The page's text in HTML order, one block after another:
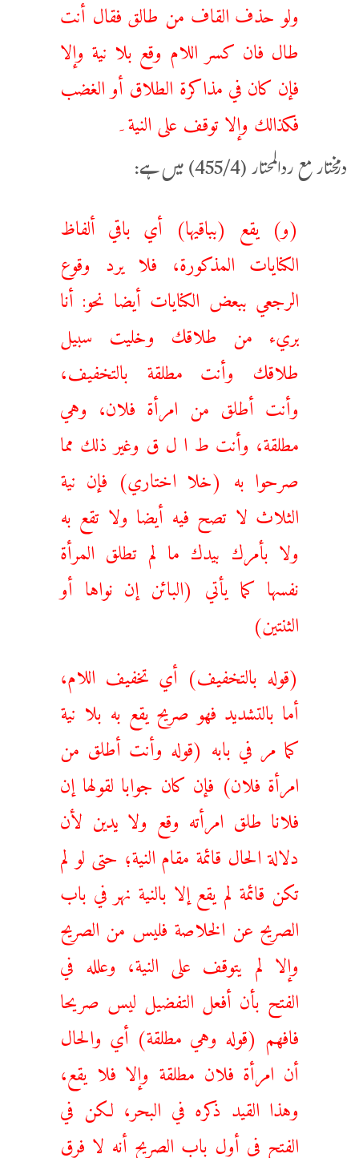
ولو حذف القاف من طالق فقال أنت
طال فان كسر اللام وقع بلا نية وإلا
فإن كان في مذاكرة الطلاق أو الغضب
فكذالك وإلا توقف على النية۔
درمختار مع ردالمحتار (455/4) میں ہے:
(و) يقع (بباقيها) أي باقي ألفاظ
الكنايات المذكورة، فلا يرد وقوع
الرجعي ببعض الكنايات أيضا نحو: أنا
بريء من طلاقك وخليت سبيل
طلاقك وأنت مطلقة بالتخفيف،
وأنت أطلق من امرأة فلان، وهي
مطلقة، وأنت ط ا ل ق وغير ذلك مما
صرحوا به (خلا اختاري) فإن نية
الثلاث لا تصح فيه أيضا ولا تقع به
ولا بأمرك بيدك ما لم تطلق المرأة
نفسها كما يأتي (البائن إن نواها أو
الثنتين)
(قوله بالتخفيف) أي تخفيف اللام،
أما بالتشديد فهو صريح يقع به بلا نية
كما مر في بابه (قوله وأنت أطلق من
امرأة فلان) فإن كان جوابا لقولها إن
فلانا طلق امرأته وقع ولا يدين لأن
دلالة الحال قائمة مقام النية؛ حتى لو لم
تكن قائمة لم يقع إلا بالنية نهر في باب
الصريح عن الخلاصة فليس من الصريح
وإلا لم يتوقف على النية، وعلله في
الفتح بأن أفعل التفضيل ليس صريحا
فافهم (قوله وهي مطلقة) أي والحال
أن امرأة فلان مطلقة وإلا فلا يقع،
وهذا القيد ذكره في البحر، لكن في
الفتح في أول باب الصريح أنه لا فرق